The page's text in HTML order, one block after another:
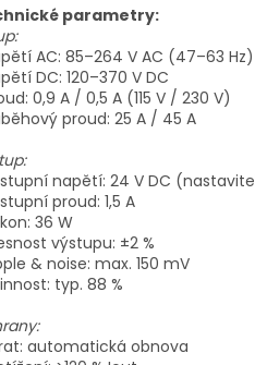
parametry:
AC: 85–264 V AC (47–63 Hz)
DC: 120–370 V DC
0,9 A / 0,5 A (115 V / 230 V)
proud: 25 A / 45 A
napětí: 24 V DC
proud: 1,5 A
36 W
výstupu: ±2 %
& noise: max. 150 mV
typ. 88 %
automatická obnova